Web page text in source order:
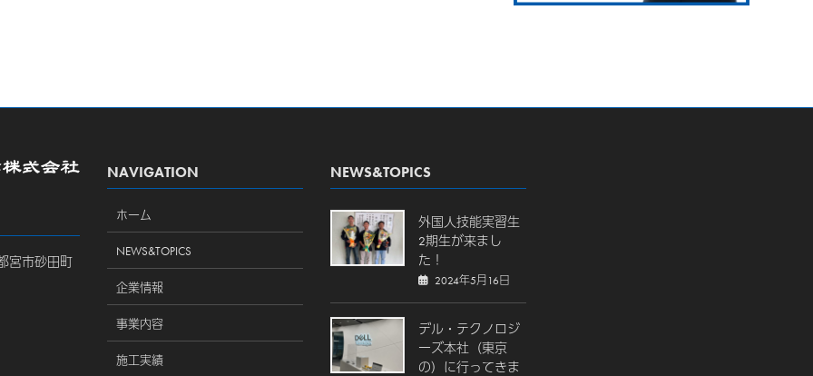
宮市砂田町
NAVIGATION
ホーム
NEWS&TOPICS
企業情報
事業内容
施工実績
NEWS&TOPICS
外国人技能実習生
2期生が来まし
た！
2024年5月16日
デル・テクノロジ
ーズ本社（東京
の）に行ってきま